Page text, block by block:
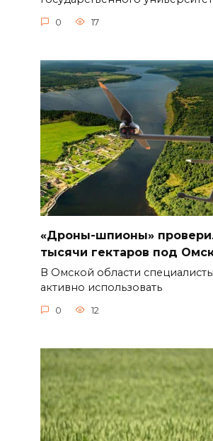
0 17
«Дроны-шпионы»
тысячи гектаров под
В Омской области
активно использовать
0 12